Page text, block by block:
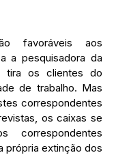
favoráveis aos
a pesquisadora da
tira os clientes do
de trabalho. Mas
correspondentes
os caixas se
correspondentes
própria extinção dos